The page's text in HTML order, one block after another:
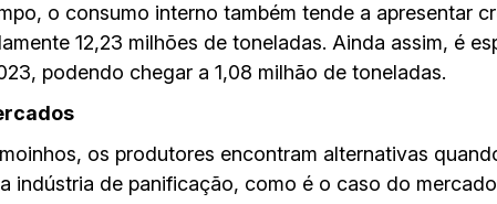
o consumo interno também tende a apresentar
12,23 milhões de toneladas. Ainda assim, é
podendo chegar a 1,08 milhão de toneladas.
os produtores encontram alternativas
indústria de panificação, como é o caso do